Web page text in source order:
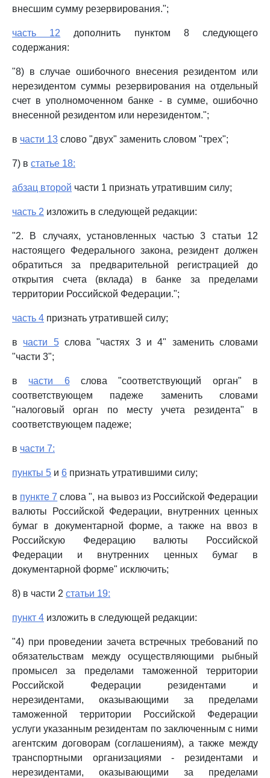
внесшим сумму резервирования.";
часть 12 дополнить пунктом 8 следующего
содержания:
"8) в случае ошибочного внесения резидентом или
нерезидентом суммы резервирования на отдельный
счет в уполномоченном банке - в сумме, ошибочно
внесенной резидентом или нерезидентом.";
в части 13 слово "двух" заменить словом "трех";
7) в статье 18:
абзац второй части 1 признать утратившим силу;
часть 2 изложить в следующей редакции:
"2. В случаях, установленных частью 3 статьи 12
настоящего Федерального закона, резидент должен
обратиться за предварительной регистрацией до
открытия счета (вклада) в банке за пределами
территории Российской Федерации.";
часть 4 признать утратившей силу;
в части 5слова "частях 3 и 4" заменить словами
"части 3";
в части 6слова "соответствующий орган" в
соответствующем падеже заменить словами
"налоговый орган по месту учета резидента" в
соответствующем падеже;
в части 7:
пункты 5 и 6 признать утратившими силу;
в пункте 7 слова ", на вывоз из Российской Федерации
валюты Российской Федерации, внутренних ценных
бумаг в документарной форме, а также на ввоз в
Российскую Федерацию валюты Российской
Федерации и внутренних ценных бумаг в
документарной форме" исключить;
8) в части 2 статьи 19:
пункт 4 изложить в следующей редакции:
"4) при проведении зачета встречных требований по
обязательствам между осуществляющими рыбный
промысел за пределами таможенной территории
Российской Федерации резидентами и
нерезидентами, оказывающими за пределами
таможенной территории Российской Федерации
услуги указанным резидентам по заключенным с ними
агентским договорам (соглашениям), а также между
транспортными организациями - резидентами и
нерезидентами, оказывающими за пределами